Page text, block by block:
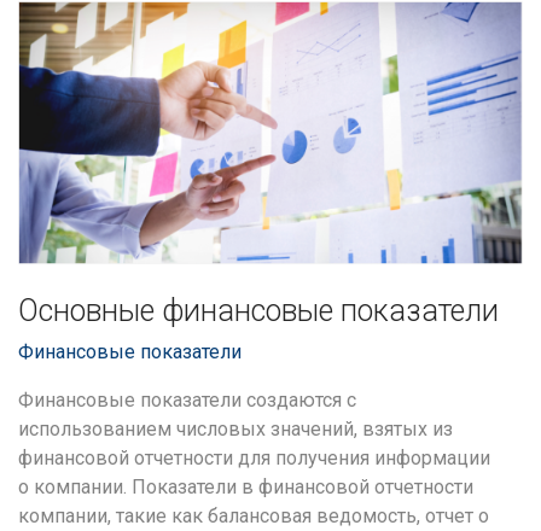
Основные финансовые показатели
Финансовые показатели
Финансовые показатели создаются с
использованием числовых значений, взятых из
финансовой отчетности для получения информации
о компании. Показатели в финансовой отчетности
компании, такие как балансовая ведомость, отчет о